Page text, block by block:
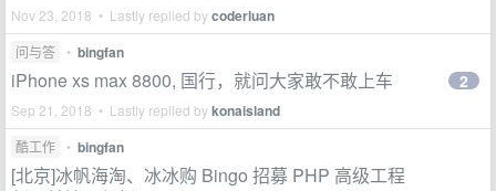
Nov 23, 2018 • Lastly replied bycoderluan
问与答 • bingfan
iPhone xs max 8800, 国行，就问大家敢不敢上车
Sep 21, 2018 • Lastly replied bykonaisland
2
酷工作 • bingfan
[北京]冰帆海淘、冰冰购 Bingo 招募 PHP 高级工程